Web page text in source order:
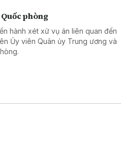
phòng
hành xét xử vụ án liên quan đến
Ủy viên Quân ủy Trung ương và